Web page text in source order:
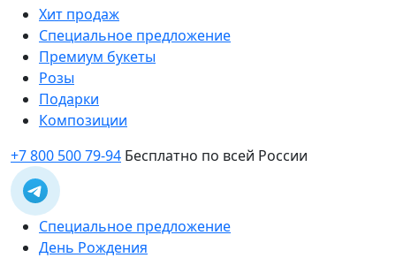
Хит продаж
Специальное предложение
Премиум букеты
Розы
Подарки
Композиции
+7 800 500 79-94 Бесплатно по всей России
Специальное предложение
День Рождения